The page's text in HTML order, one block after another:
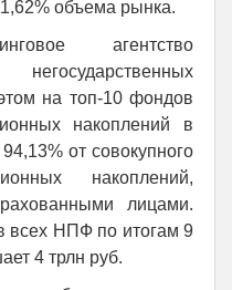
объема рынка.
агентство
на топ-10 фондов
накоплений в
от совокупного
накоплений,
лицами.
всех НПФ по итогам 9
4 трлн руб.